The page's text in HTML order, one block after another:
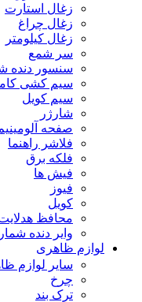
زغال استارت
زغال چراغ
زغال کیلومتر
سر شمع
سنسور دنده
سیم کشی
سیم کویل
شارژر
صفحه
فلاشر راهنما
فلکه برق
فیش ها
فیوز
کویل
محافظ
وایر دنده شمار
لوازم ظاهری
سایر لوازم
چرخ
ترک بند